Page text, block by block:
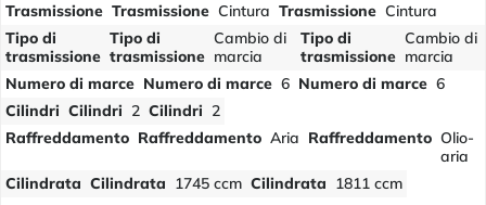
Trasmissione Trasmissione Cintura Trasmissione Cintura
Tipo di
trasmissione
Tipo di
trasmissione
Cambio di
marcia
Tipo di
trasmissione
Cambio di
marcia
Numero di marce Numero di marce 6 Numero di marce 6
Cilindri Cilindri 2 Cilindri 2
Raffreddamento Raffreddamento Aria Raffreddamento Olio-
aria
Cilindrata Cilindrata 1745 ccm Cilindrata 1811 ccm